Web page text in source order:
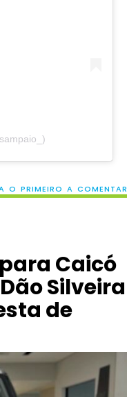
O PRIMEIRO A COMENTAR
Caicó
Silveira
de